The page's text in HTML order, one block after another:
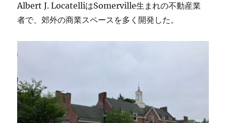
Albert J. LocatelliはSomerville生まれの不動産業
者で、郊外の商業スペースを多く開発した。